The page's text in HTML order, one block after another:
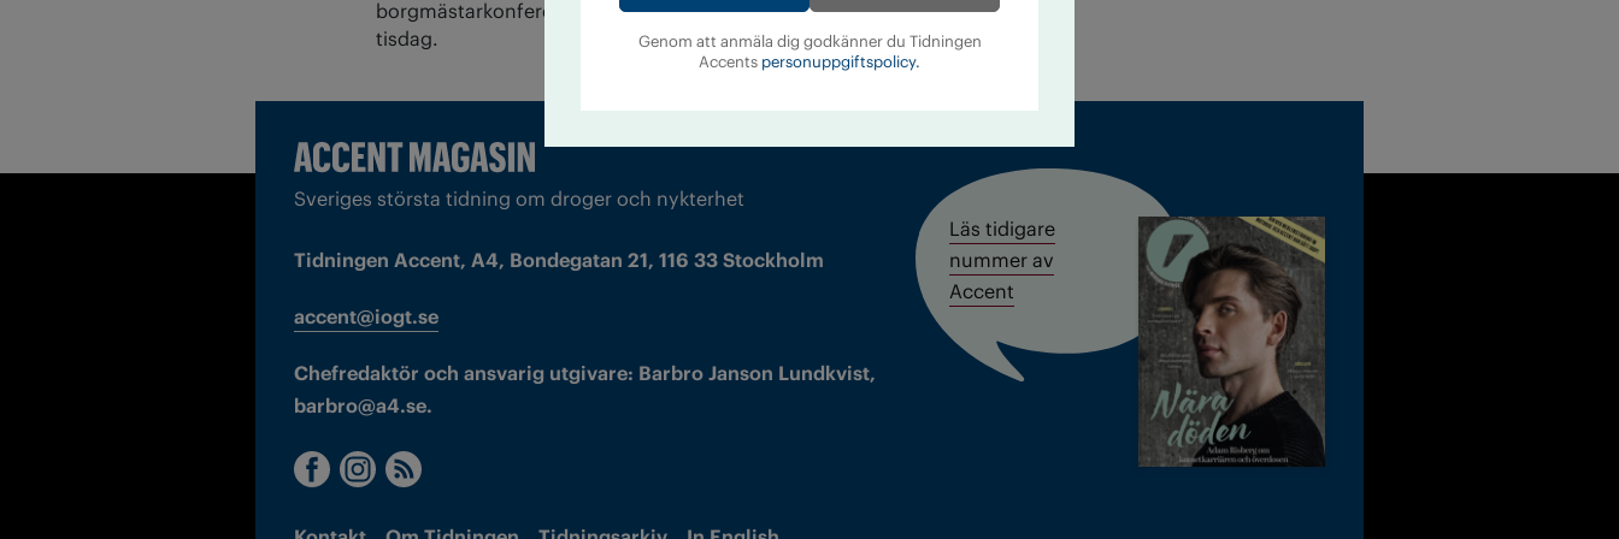
borgmästarkonferens som hålls samtidigt i Stockholm måndag och
tisdag.
Sveriges största tidning om droger och nykterhet
Tidningen Accent, A4, Bondegatan 21, 116 33 Stockholm
accent@iogt.se
Chefredaktör och ansvarig utgivare: Barbro Janson Lundkvist,
barbro@a4.se.
Läs tidigare
nummer av
Accent
Genom att anmäla dig godkänner du Tidningen
Accents personuppgiftspolicy.